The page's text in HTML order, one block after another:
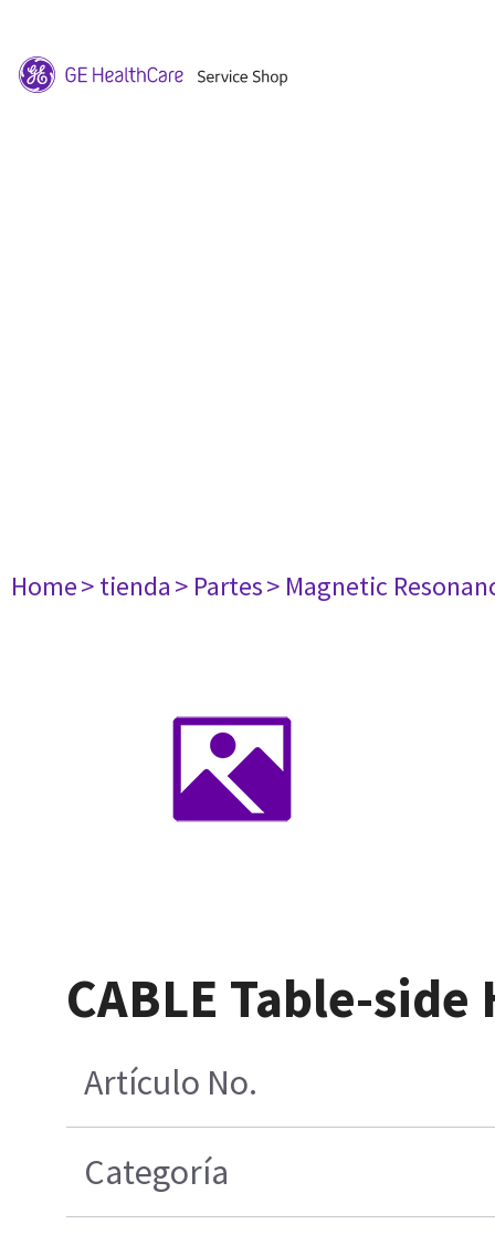
Home> tienda> Partes> Magnetic
CABLE Table-
Artículo No.
Categoría